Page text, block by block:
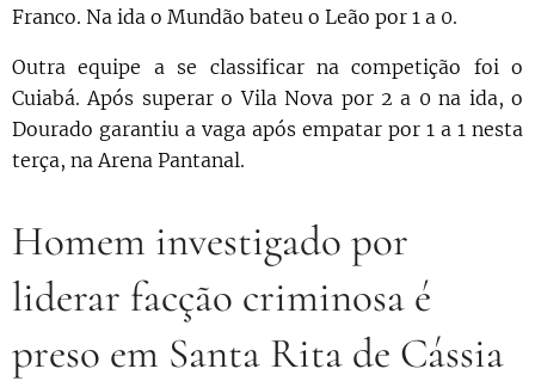
Franco. Na ida o Mundão bateu o Leão por 1 a 0.
Outra equipe a se classificar na competição foi o
Cuiabá. Após superar o Vila Nova por 2 a 0 na ida, o
Dourado garantiu a vaga após empatar por 1 a 1 nesta
terça, na Arena Pantanal.
Homem investigado por
liderar facção criminosa é
preso em Santa Rita de Cássia